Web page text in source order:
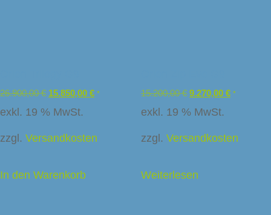
26.900,00€ 15.850,00 € *
exkl. 19 % MwSt.
zzgl. Versandkosten
In den Warenkorb
15.200,00€ 9.270,00 € *
exkl. 19 % MwSt.
zzgl. Versandkosten
Weiterlesen